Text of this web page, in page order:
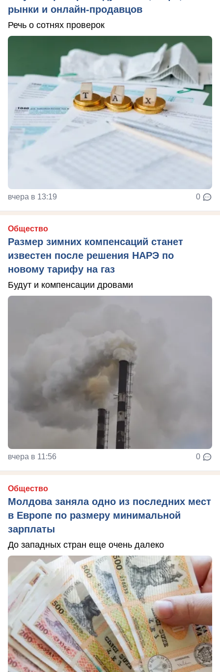
рынки и онлайн-продавцов
Речь о сотнях проверок
вчера в 13:19 0
Общество
Размер зимних компенсаций станет
известен после решения НАРЭ по
новому тарифу на газ
Будут и компенсации дровами
вчера в 11:56 0
Общество
Молдова заняла одно из последних мест
в Европе по размеру минимальной
зарплаты
До западных стран еще очень далеко